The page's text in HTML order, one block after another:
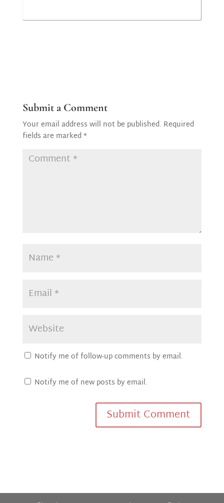
Submit a Comment
Your email address will not be published. Required
fields are marked *
Notify me of follow-up comments by email.
Notify me of new posts by email.